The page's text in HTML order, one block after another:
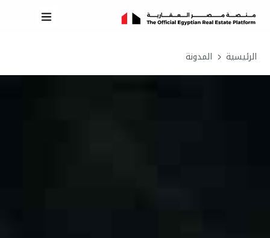
الرئيسية المدونة